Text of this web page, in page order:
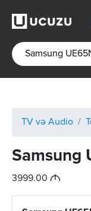
TV və Audio
Samsung
3999.00 M